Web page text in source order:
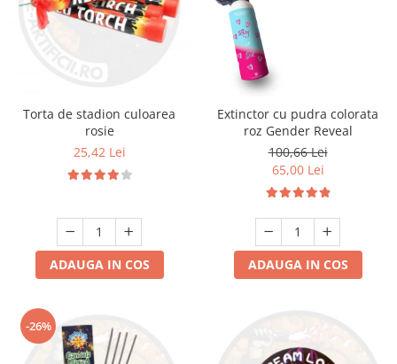
Torta de stadion culoarea
rosie
25,42 Lei
ADAUGA IN COS
Extinctor cu pudra colorata
roz Gender Reveal
100,66 Lei
65,00 Lei
ADAUGA IN COS
-26%